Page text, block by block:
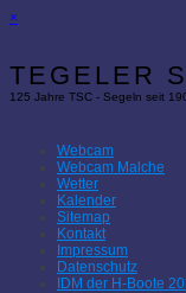
×
TEGELER
125 Jahre TSC - Segeln seit
Webcam
Webcam Malche
Wetter
Kalender
Sitemap
Kontakt
Impressum
Datenschutz
IDM der H-Boote